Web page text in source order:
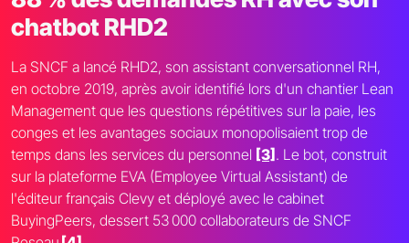
chatbot RHD2
La SNCF a lancé RHD2, son assistant conversationnel RH,
en octobre 2019, après avoir identifié lors d'un chantier Lean
Management que les questions répétitives sur la paie, les
conges et les avantages sociaux monopolisaient trop de
temps dans les services du personnel [3] . Le bot, construit
sur la plateforme EVA (Employee Virtual Assistant) de
l'éditeur français Clevy et déployé avec le cabinet
BuyingPeers, dessert 53 000 collaborateurs de SNCF